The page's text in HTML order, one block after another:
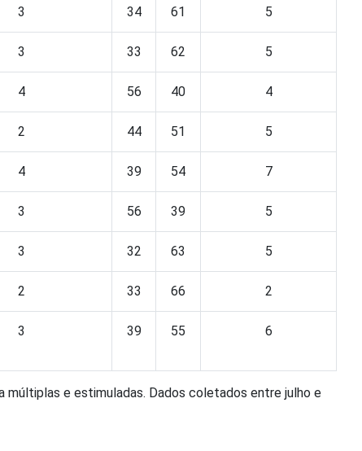
3 34 61 5
3 33 62 5
4 56 40 4
2 44 51 5
4 39 54 7
3 56 39 5
3 32 63 5
2 33 66 2
3 39 55 6
múltiplas e estimuladas. Dados coletados entre julho e